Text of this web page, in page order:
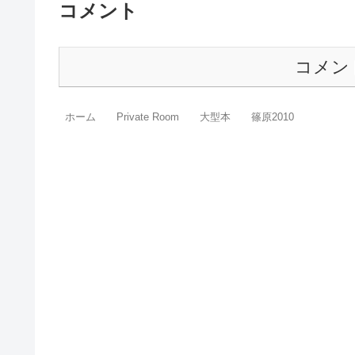
コメント
コメン
ホーム Private Room 大型本 篠原2010